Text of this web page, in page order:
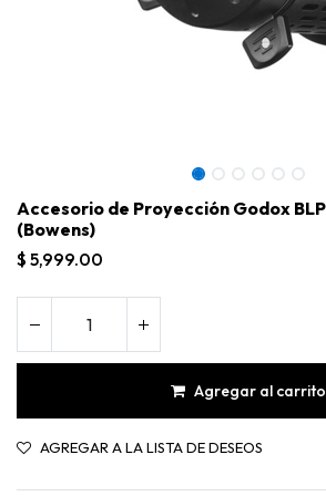
Accesorio de Proyección Godox
(Bowens)
$ 5,999.00
Agregar al carrito
AGREGAR A LA LISTA DE DESEOS